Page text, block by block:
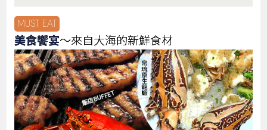
MUST EAT
美食饗宴～來自大海的新鮮食材